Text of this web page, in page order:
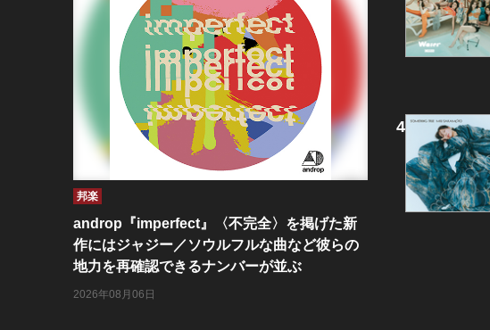
邦楽
androp『imperfect』〈不完全〉を掲げた新
作にはジャジー／ソウルフルな曲など彼らの
地力を再確認できるナンバーが並ぶ
2026年08月06日